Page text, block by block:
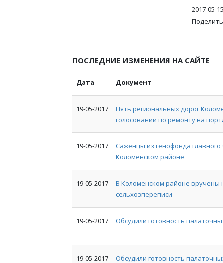
2017-05-15
ПОСЛЕДНИЕ ИЗМЕНЕНИЯ НА САЙТЕ
Дата Документ
19-05-2017
Пять региональных дорог
голосовании по ремонту на
19-05-2017
Саженцы из генофонда
Коломенском районе
19-05-2017
В Коломенском районе вручены
сельхозпереписи
19-05-2017 Обсудили готовность
19-05-2017 Обсудили готовность